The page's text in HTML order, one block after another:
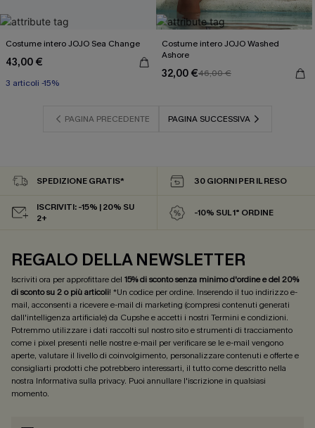
Costume intero JOJO Sea Change
43,00 €
3 articoli -15%
Costume intero JOJO Washed
Ashore
32,00 €46,00 €
PAGINA PRECEDENTE PAGINA SUCCESSIVA
SPEDIZIONE GRATIS* 30 GIORNI PER IL RESO
ISCRIVITI: -15% | 20% SU
2+
-10% SUL 1° ORDINE
REGALO DELLA NEWSLETTER
Iscriviti ora per approfittare del 15% di sconto senza minimo d'ordine e del 20%
di sconto su 2 o più articoli! *Un codice per ordine. Inserendo il tuo indirizzo e-
mail, acconsenti a ricevere e-mail di marketing (compresi contenuti generati
dall'intelligenza artificiale) da Cupshe e accetti i nostri Termini e condizioni.
Potremmo utilizzare i dati raccolti sul nostro sito e strumenti di tracciamento
come i pixel presenti nelle nostre e-mail per verificare se le e-mail vengono
aperte, valutare il livello di coinvolgimento, personalizzare contenuti e offerte e
consigliarti prodotti che potrebbero interessarti, il tutto come descritto nella
nostra Informativa sulla privacy. Puoi annullare l'iscrizione in qualsiasi
momento.